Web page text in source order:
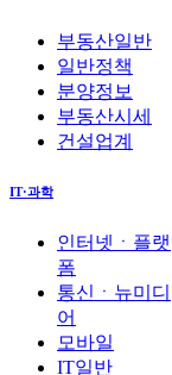
부동산일반
일반정책
분양정보
부동산시세
건설업계
IT·과학
인터넷ㆍ플랫
폼
통신ㆍ뉴미디
어
모바일
IT일반